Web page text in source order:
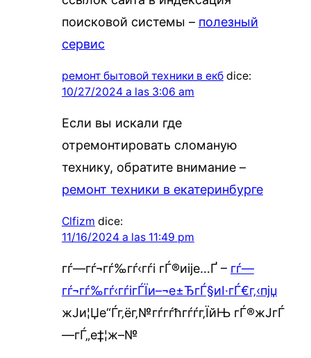
поисковой системы – полезный
сервис
ремонт бытовой техники в екб dice:
10/27/2024 a las 3:06 am
Если вы искали где
отремонтировать сломаную
технику, обратите внимание –
ремонт техники в екатеринбурге
Clfizm dice:
11/16/2024 a las 11:49 pm
гѓ—гѓ¬гѓ‰гѓ‹гѓі гЃ®иіје…Ґ – гѓ—
гѓ¬гѓ‰гѓ‹гѓігЃЇи–¬е±ЂгЃ§иІ·гЃ€г‚‹пјџ
ж­Ји¦Џе“Ѓг‚ёг‚№гѓ­гѓћгѓѓг‚ЇйЊ гЃ®ж­ЈгЃ
—гЃ„е‡¦ж–№